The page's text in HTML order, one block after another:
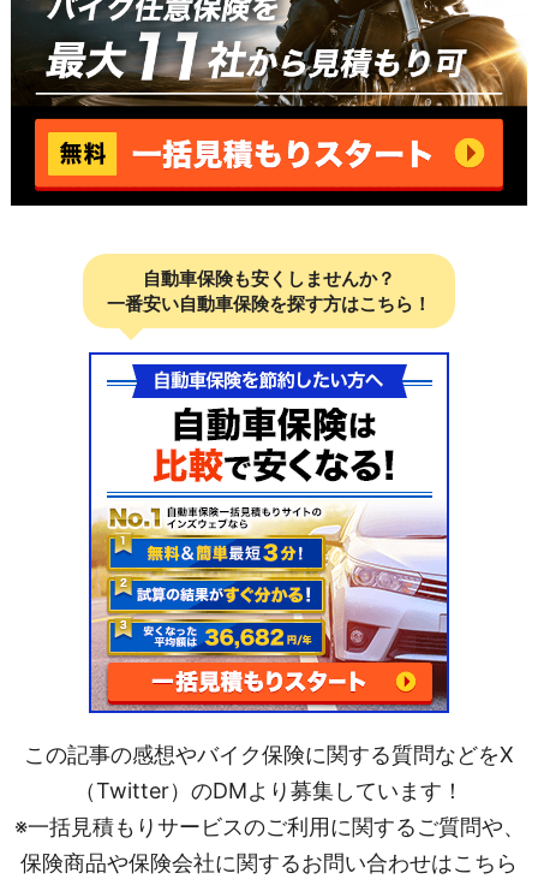
自動車保険も安くしませんか？
一番安い自動車保険を探す方はこちら！
この記事の感想やバイク保険に関する質問などをX
（Twitter）のDMより募集しています！
※一括見積もりサービスのご利用に関するご質問や、
保険商品や保険会社に関するお問い合わせはこちら